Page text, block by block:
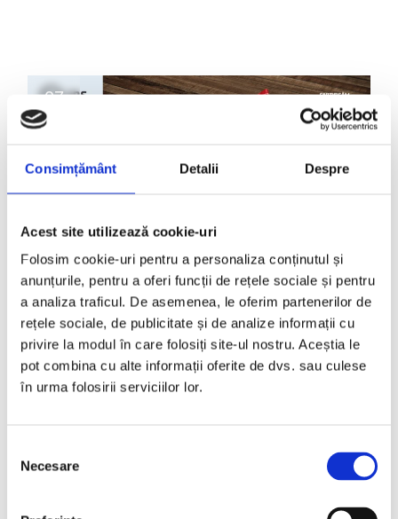
Consimțământ Detalii Despre
Acest site utilizează cookie-uri
Folosim cookie-uri pentru a personaliza conținutul și
anunțurile, pentru a oferi funcții de rețele sociale și pentru
a analiza traficul. De asemenea, le oferim partenerilor de
rețele sociale, de publicitate și de analize informații cu
privire la modul în care folosiți site-ul nostru. Aceștia le
pot combina cu alte informații oferite de dvs. sau culese
în urma folosirii serviciilor lor.
consimțământului
Necesare
07
mai
Articole
Studiu de caz
CITEȘTE TOT